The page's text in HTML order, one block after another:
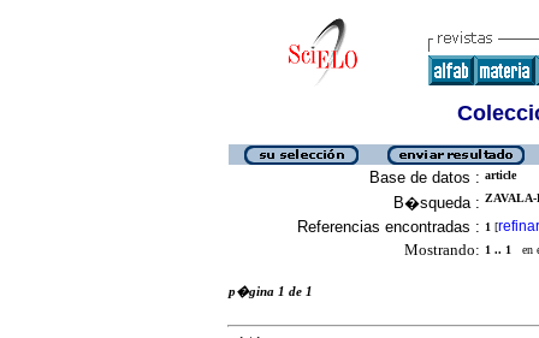
Base de datos : article
B�squeda :
Referencias encontradas : 1 [refinar
Mostrando: 1 .. 1 en
p�gina 1 de 1